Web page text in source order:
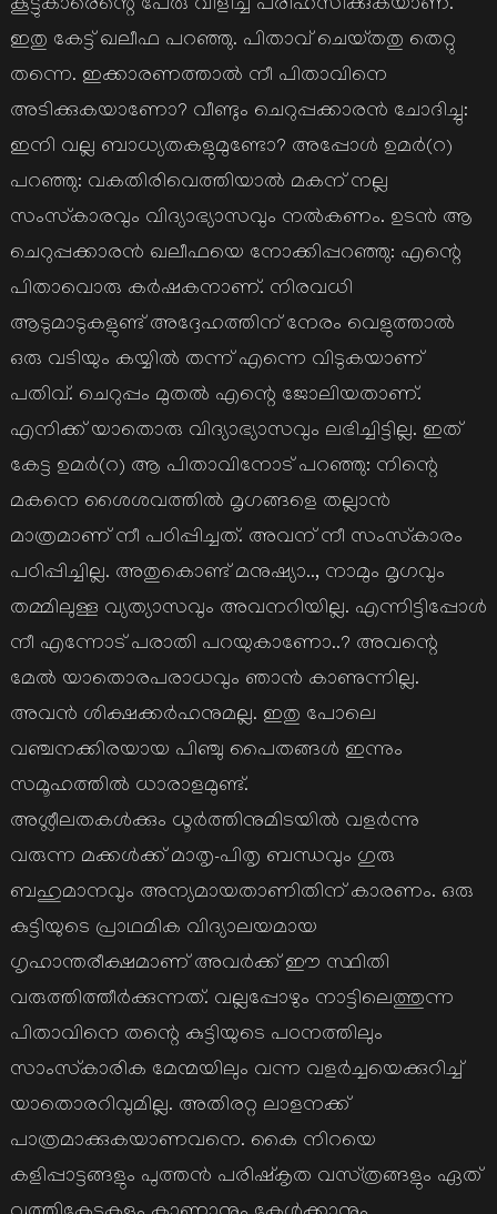
കൂട്ടുകാരെന്റെ പേരു വിളിച്ച്‌ പരിഹസിക്കുകയാണ്‌.
ഇതു കേട്ട്‌ ഖലീഫ പറഞ്ഞു. പിതാവ്‌ ചെയ്‌തതു തെറ്റു
തന്നെ. ഇക്കാരണത്താല്‍ നീ പിതാവിനെ
അടിക്കുകയാണോ? വീണ്ടും ചെറുപ്പക്കാരന്‍ ചോദിച്ചു:
ഇനി വല്ല ബാധ്യതകളുമുണ്ടോ? അപ്പോള്‍ ഉമര്‍(റ)
പറഞ്ഞു: വകതിരിവെത്തിയാല്‍ മകന്‌ നല്ല
സംസ്‌കാരവും വിദ്യാഭ്യാസവും നല്‍കണം. ഉടന്‍ ആ
ചെറുപ്പക്കാരന്‍ ഖലീഫയെ നോക്കിപ്പറഞ്ഞു: എന്റെ
പിതാവൊരു കര്‍ഷകനാണ്‌. നിരവധി
ആടുമാടുകളുണ്ട്‌ അദ്ദേഹത്തിന്‌ നേരം വെളുത്താല്‍
ഒരു വടിയും കയ്യില്‍ തന്ന്‌ എന്നെ വിടുകയാണ്‌
പതിവ്‌. ചെറുപ്പം മുതല്‍ എന്റെ ജോലിയതാണ്‌.
എനിക്ക്‌ യാതൊരു വിദ്യാഭ്യാസവും ലഭിച്ചിട്ടില്ല. ഇത്‌
കേട്ട ഉമര്‍(റ) ആ പിതാവിനോട്‌ പറഞ്ഞു: നിന്റെ
മകനെ ശൈശവത്തില്‍ മൃഗങ്ങളെ തല്ലാന്‍
മാത്രമാണ്‌ നീ പഠിപ്പിച്ചത്‌. അവന്‌ നീ സംസ്‌കാരം
പഠിപ്പിച്ചില്ല. അതുകൊണ്ട്‌ മനുഷ്യാ.., നാമും മൃഗവും
തമ്മിലുള്ള വ്യത്യാസവും അവനറിയില്ല. എന്നിട്ടിപ്പോള്‍
നീ എന്നോട്‌ പരാതി പറയുകാണോ..? അവന്റെ
മേല്‍ യാതൊരപരാധവും ഞാന്‍ കാണുന്നില്ല.
അവന്‍ ശിക്ഷക്കര്‍ഹനുമല്ല. ഇതു പോലെ
വഞ്ചനക്കിരയായ പിഞ്ചു പൈതങ്ങള്‍ ഇന്നും
സമൂഹത്തില്‍ ധാരാളമുണ്ട്‌.
അശ്ലീലതകള്‍ക്കും ധൂര്‍ത്തിനുമിടയില്‍ വളര്‍ന്നു
വരുന്ന മക്കള്‍ക്ക്‌ മാതൃ-പിതൃ ബന്ധവും ഗുരു
ബഹുമാനവും അന്യമായതാണിതിന്‌ കാരണം. ഒരു
കുട്ടിയുടെ പ്രാഥമിക വിദ്യാലയമായ
ഗൃഹാന്തരീക്ഷമാണ്‌ അവര്‍ക്ക്‌ ഈ സ്ഥിതി
വരുത്തിത്തീര്‍ക്കുന്നത്‌. വല്ലപ്പോഴും നാട്ടിലെത്തുന്ന
പിതാവിനെ തന്റെ കുട്ടിയുടെ പഠനത്തിലും
സാംസ്‌കാരിക മേന്മയിലും വന്ന വളര്‍ച്ചയെക്കുറിച്ച്‌
യാതൊരറിവുമില്ല. അതിരറ്റ ലാളനക്ക്‌
പാത്രമാക്കുകയാണവനെ. കൈ നിറയെ
കളിപ്പാട്ടങ്ങളും പുത്തന്‍ പരിഷ്‌കൃത വസ്‌ത്രങ്ങളും ഏത്‌